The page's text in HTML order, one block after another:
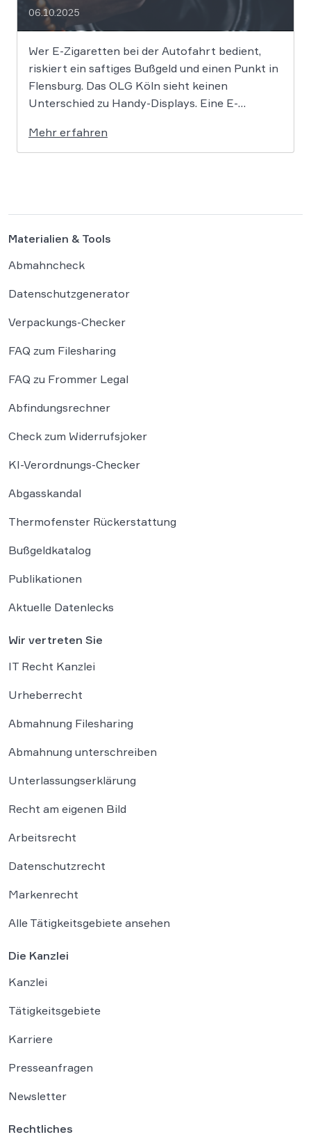
06.10.2025
Wer E-Zigaretten bei der Autofahrt bedient,
riskiert ein saftiges Bußgeld und einen Punkt in
Flensburg. Das OLG Köln sieht keinen
Unterschied zu Handy-Displays. Eine E-
Autofahrt zu bedienen, verstößt gegen das
Handyverbot des § 23 Abs. 1a
Mehr erfahren
Materialien & Tools
Abmahncheck
Datenschutzgenerator
Verpackungs-Checker
FAQ zum Filesharing
FAQ zu Frommer Legal
Abfindungsrechner
Check zum Widerrufsjoker
KI-Verordnungs-Checker
Abgasskandal
Thermofenster Rückerstattung
Bußgeldkatalog
Publikationen
Aktuelle Datenlecks
Wir vertreten Sie
IT Recht Kanzlei
Urheberrecht
Abmahnung Filesharing
Abmahnung unterschreiben
Unterlassungserklärung
Recht am eigenen Bild
Arbeitsrecht
Datenschutzrecht
Markenrecht
Alle Tätigkeitsgebiete ansehen
Die Kanzlei
Kanzlei
Tätigkeitsgebiete
Karriere
Presseanfragen
Newsletter
Rechtliches